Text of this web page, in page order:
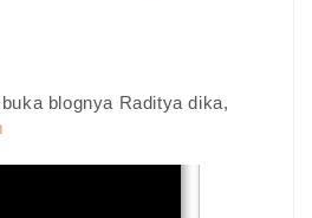
blognya Raditya dika,